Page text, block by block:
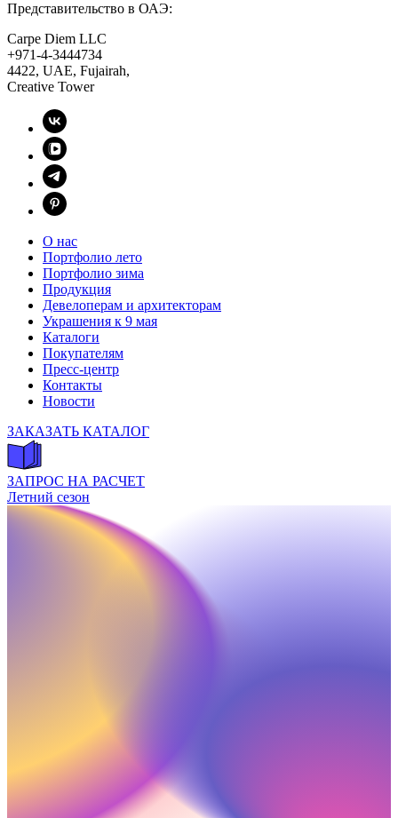
Представительство в ОАЭ:
Carpe Diem LLC
+971-4-3444734
4422, UAE, Fujairah,
Creative Tower
О нас
Портфолио лето
Портфолио зима
Продукция
Девелоперам и архитекторам
Украшения к 9 мая
Каталоги
Покупателям
Пресс-центр
Контакты
Новости
ЗАКАЗАТЬ КАТАЛОГ
ЗАПРОС НА РАСЧЕТ
Летний сезон